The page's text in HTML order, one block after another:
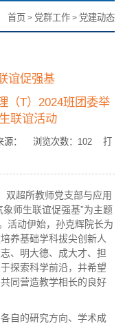
首页 > 党群工作 > 党建动态
谊促强基
T）2024班团委举
联谊活动
： 浏览次数： 102
打
双超所教师党支部与应用
师生联谊促强基”为主题
活动伊始，孙克辉院长为
养基础学科拔尖创新人
、明大德、成大才、担
探索科学前沿，并希望
同营造教学相长的良好
自的研究方向、学术成